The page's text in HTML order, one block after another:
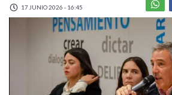
17 JUNIO 2026 - 16:45